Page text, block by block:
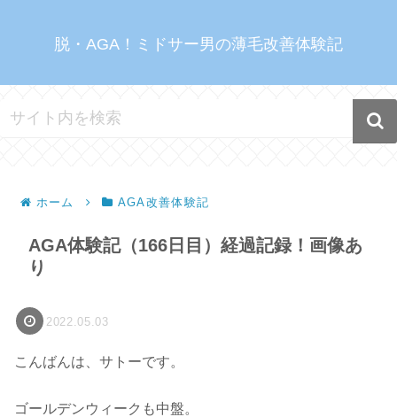
脱・AGA！ミドサー男の薄毛改善体験記
ホーム AGA改善体験記
AGA体験記（166日目）経過記録！画像あ
り
2022.05.03
こんばんは、サトーです。
ゴールデンウィークも中盤。